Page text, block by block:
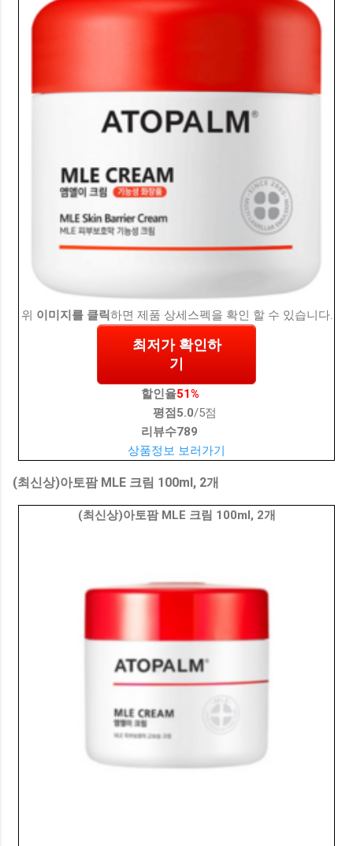
위 이미지를 클릭하면 제품 상세스펙을 확인 할 수 있습니다.
최저가 확인하
기
할인율51%
평점 5.0/5점
리뷰수789
상품정보 보러가기
(최신상)아토팜 MLE 크림 100ml, 2개
(최신상)아토팜 MLE 크림 100ml, 2개